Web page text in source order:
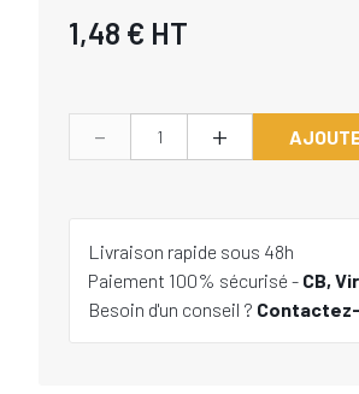
1,48 € HT
- +
Livraison rapide sous 48h
Paiement 100% sécurisé - CB,
Besoin d'un conseil ?